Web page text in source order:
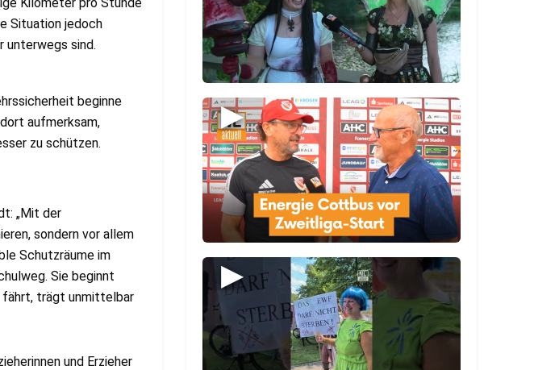
Situation jedoch
unterwegs sind.
beginne
aufmerksam,
zu schützen.
„Mit der
sondern vor allem
Schutzräume im
Sie beginnt
fährt, trägt unmittelbar
und Erzieher
▶
▶